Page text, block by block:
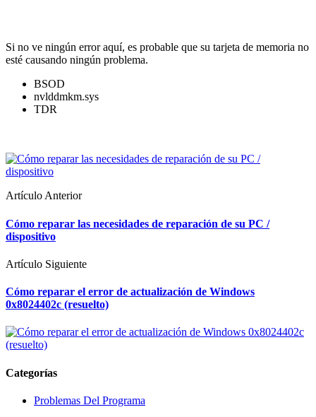
Si no ve ningún error aquí, es probable que su tarjeta de memoria no
esté causando ningún problema.
BSOD
nvlddmkm.sys
TDR
Artículo Anterior
Cómo reparar las necesidades de reparación de su PC /
dispositivo
Artículo Siguiente
Cómo reparar el error de actualización de Windows
0x8024402c (resuelto)
Categorías
Problemas Del Programa